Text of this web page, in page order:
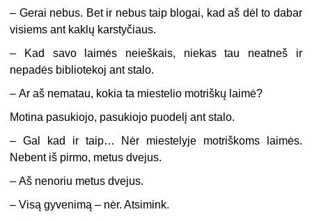
– Gerai nebus. Bet ir nebus taip blogai, kad aš dėl to dabar
visiems ant kaklų karstyčiaus.
–
Kad savo laimės neieškais, niekas tau neatneš ir
nepadės bibliotekoj ant stalo.
–Ar aš nematau, kokia ta miestelio motriškų laimė?
Motina pasukiojo, pasukiojo puodelį ant stalo.
–Gal kad ir taip… Nėr miestelyje motriškoms laimės.
Nebent iš pirmo, metus dvejus.
–Aš nenoriu metus dvejus.
–Visą gyvenimą – nėr. Atsimink.